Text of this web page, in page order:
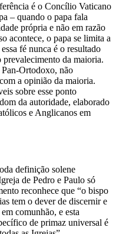
é o Concílio Vaticano
– quando o papa fala
própria e não em razão
acontece, o papa se limita a
fé nunca é o resultado
prevalecimento da maioria.
Ortodoxo, não
a opinião da maioria.
sobre esse ponto
da autoridade, elaborado
e Anglicanos em
definição solene
de Pedro e Paulo só
reconhece que “o bispo
tem o dever de discernir e
comunhão, e esta
de primaz universal é